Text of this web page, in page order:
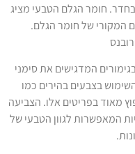
חומר הגלם הטבעי מציג
של חומר הגלם.
המדגישים את סימני
בצבעים בהירים כמו
בפריטים אלו. הצביעה
המאפשרות לגוון הטבעי של